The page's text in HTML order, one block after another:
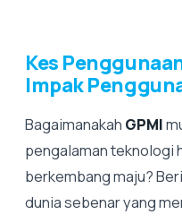
Kes
Impak
Bagaimanakah GPMI
pengalaman teknologi
berkembang maju?
dunia sebenar yang